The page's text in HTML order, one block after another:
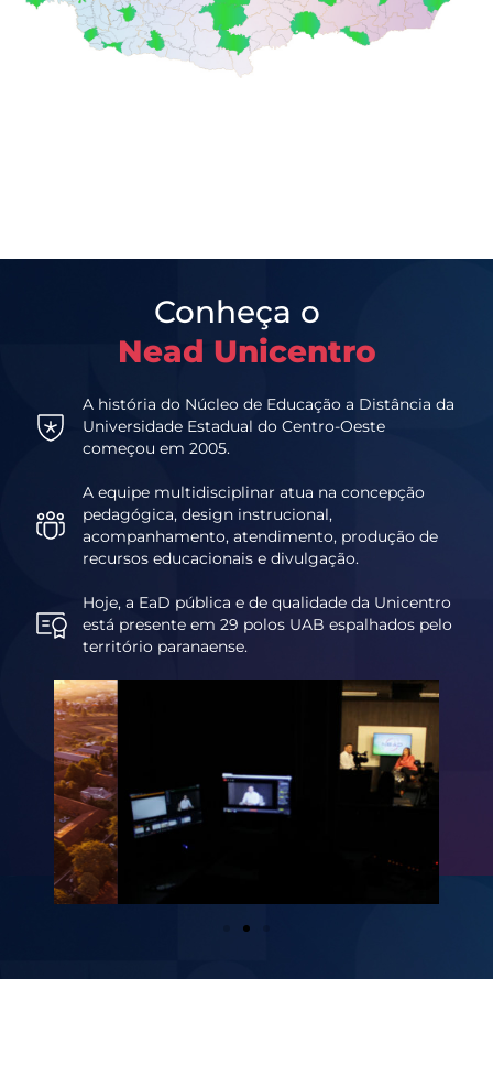
Conheça o
Nead Unicentro
A história do Núcleo de Educação a Distância da
Universidade Estadual do Centro-Oeste
começou em 2005.
A equipe multidisciplinar atua na concepção
pedagógica, design instrucional,
acompanhamento, atendimento, produção de
recursos educacionais e divulgação.
Hoje, a EaD pública e de qualidade da Unicentro
está presente em 29 polos UAB espalhados pelo
território paranaense.